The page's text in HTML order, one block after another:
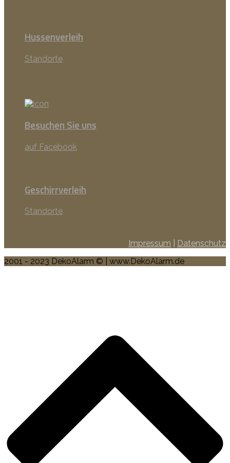
Hussenverleih
Standorte
Besuchen Sie uns
auf Facebook
Geschirrverleih
Standorte
Impressum
Datenschutz
2001 - 2023 DekoAlarm © | www.DekoAlarm.de